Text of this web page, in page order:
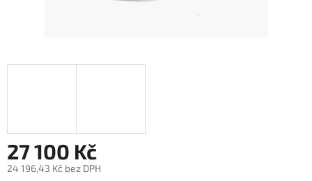
27 100 Kč
24 196,43 Kč bez DPH